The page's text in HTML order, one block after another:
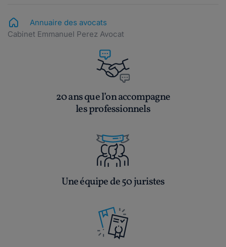
Annuaire des avocats
Cabinet Emmanuel Perez Avocat
20 ans que l’on accompagne
les professionnels
Une équipe de 50 juristes